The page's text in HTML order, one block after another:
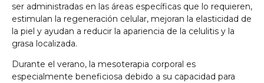
ser administradas en las áreas específicas que lo requieren,
estimulan la regeneración celular, mejoran la elasticidad de
la piel y ayudan a reducir la apariencia de la celulitis y la
grasa localizada.
Durante el verano, la mesoterapia corporal es
especialmente beneficiosa debido a su capacidad para